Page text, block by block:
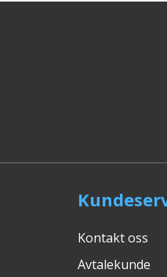
Kontakt oss
Avtalekunde